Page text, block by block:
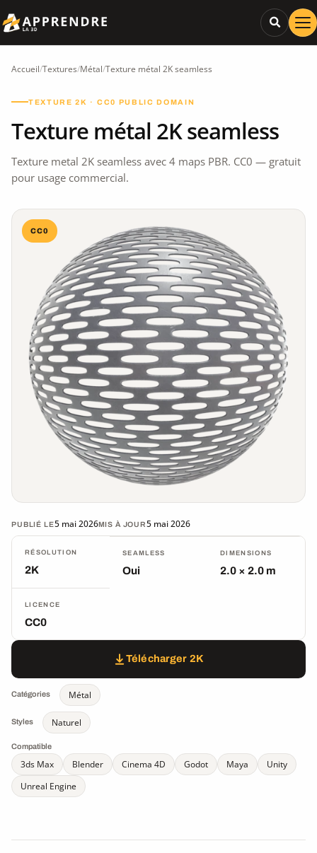
Accueil/Textures/Métal/Texture métal 2K seamless
TEXTURE 2K · CC0 PUBLIC DOMAIN
Texture métal 2K seamless
Texture metal 2K seamless avec 4 maps PBR. CC0 — gratuit
pour usage commercial.
CC0
PUBLIÉ LE5 mai 2026MIS À JOUR5 mai 2026
RÉSOLUTION
2K
SEAMLESS
Oui
DIMENSIONS
2.0 × 2.0 m
LICENCE
CC0
Télécharger 2K
Catégories Métal
Styles Naturel
Compatible
3ds Max Blender Cinema 4D Godot Maya
Unity
Unreal Engine